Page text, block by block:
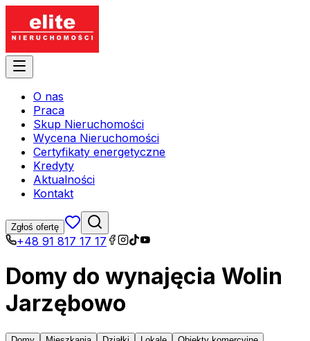
O nas
Praca
Skup Nieruchomości
Wycena Nieruchomości
Certyfikaty energetyczne
Kredyty
Aktualności
Kontakt
Zgłoś ofertę
+48 91 817 17 17
Domy do wynajęcia Wolin
Jarzębowo